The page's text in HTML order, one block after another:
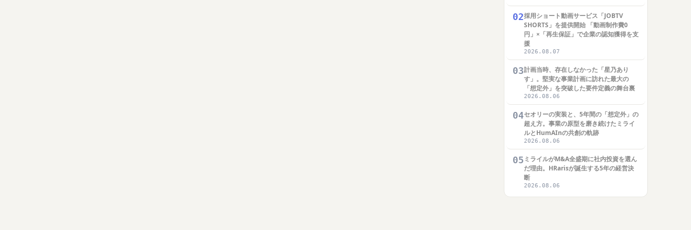
02採用ショート動画サービス「JOBTV
SHORTS」を提供開始 「動画制作費0
円」×「再生保証」で企業の認知獲得を支
援
2026.08.07
03計画当時、存在しなかった「星乃あり
す」。堅実な事業計画に訪れた最大の
「想定外」を突破した要件定義の舞台裏
2026.08.06
04セオリーの実装と、5年間の「想定外」の
超え方。事業の原型を磨き続けたミライ
ルとHumAInの共創の軌跡
2026.08.06
05 ミライルがM&A全盛期に社内投資を選ん
だ理由。HRarisが誕生する5年の経営決
断
2026.08.06